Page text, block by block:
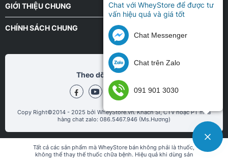
GIỚI THIỆU CHUNG
CHÍNH SÁCH CHUNG
Theo dõi chũng tôi tại
Copy Right©2014 - 2025 bởi WheyStore.vn. Khách Sỉ, CTV hoặc PT mua
hàng chat zalo: 086.5467.946 (Ms.Hương)
Tất cả các sản phẩm mà WheyStore bán không phải là thuốc,
không thể thay thế thuốc chữa bệnh. Hiệu quả khi dùng sản
Chat với WheyStore để được tư
vấn hiệu quả và giá tốt
Chat Messenger
Chat trên Zalo
091 901 3030